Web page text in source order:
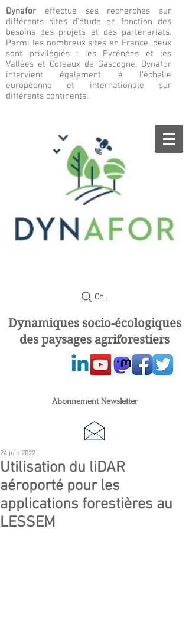
Dynafor effectue ses recherches sur
différents sites d’étude en fonction des
besoins des projets et des partenariats.
Parmi les nombreux sites en France, deux
sont privilégiés : les Pyrénées et les
Vallées et Coteaux de Gascogne. Dynafor
intervient également à l’échelle
européenne et internationale sur
différents continents.
Chercher
Dynamiques socio-écologiques
des paysages agriforestiers
Abonnement Newsletter
Utilisation du liDAR
aéroporté pour les
applications forestières au
LESSEM
24 juin 2022